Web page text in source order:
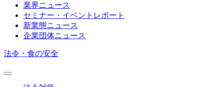
業界ニュース
セミナー・イベントレポート
新業態ニュース
企業団体ニュース
法令・食の安全